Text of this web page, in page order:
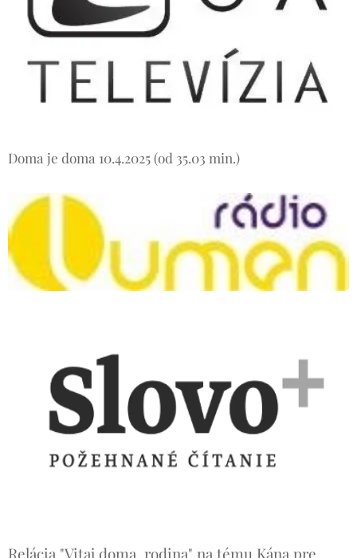
Doma je doma 10.4.2025 (od 35.03 min.)
Relácia "Vitaj doma, rodina" na tému Kána pre